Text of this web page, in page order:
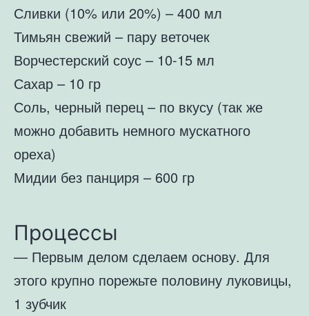
Сливки (10% или 20%) – 400 мл
Тимьян свежий – пару веточек
Ворчестерский соус – 10-15 мл
Сахар – 10 гр
Соль, черный перец – по вкусу (так же
можно добавить немного мускатного
ореха)
Мидии без панциря – 600 гр
Процессы
— Первым делом сделаем основу. Для
этого крупно порежьте половину луковицы,
1 зубчик